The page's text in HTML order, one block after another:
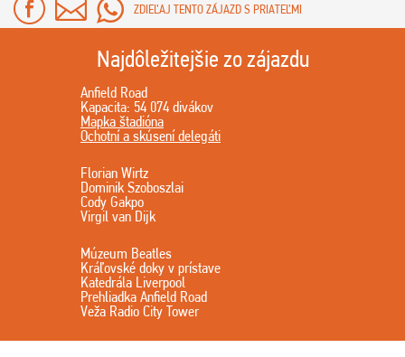
ZDIEĽAJ TENTO ZÁJAZD S PRIATEĽMI
Najdôležitejšie zo zájazdu
Anfield Road
Kapacita: 54 074 divákov
Mapka štadióna
Ochotní a skúsení delegáti
Florian Wirtz
Dominik Szoboszlai
Cody Gakpo
Virgil van Dijk
Múzeum Beatles
Kráľovské doky v prístave
Katedrála Liverpool
Prehliadka Anfield Road
Veža Radio City Tower